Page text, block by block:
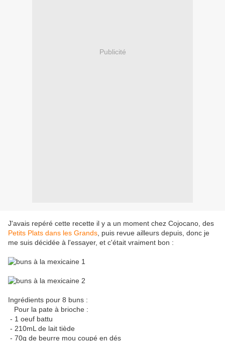
Publicité
J'avais repéré cette recette il y a un moment chez Cojocano, des
Petits Plats dans les Grands , puis revue ailleurs depuis, donc je
me suis décidée à l'essayer, et c'était vraiment bon :
Ingrédients pour 8 buns :
Pour la pate à brioche :
- 1 oeuf battu
- 210mL de lait tiède
- 70g de beurre mou coupé en dés